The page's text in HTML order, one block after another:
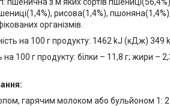
рисова(1,4%),
організмів.
на 100 г продукту: 1462 kJ (кДж) 349
на 100 г продукту: білки – 11,8 г; жири –
гарячим молоком або бульйоном 1: 2